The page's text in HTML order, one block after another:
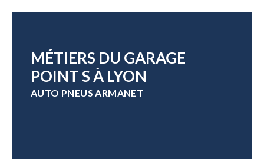
MÉTIERS DU GARAGE
POINT S À LYON
AUTO PNEUS ARMANET